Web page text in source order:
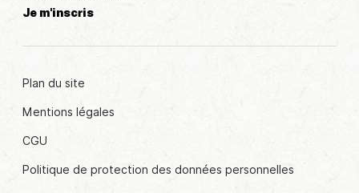
Je m'inscris
Plan du site
Mentions légales
CGU
Politique de protection des données personnelles